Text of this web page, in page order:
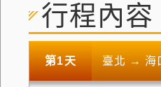
行程內容
第1天 臺北 → 海